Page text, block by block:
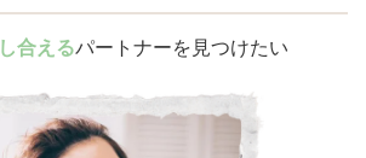
合えるパートナーを見つけたい